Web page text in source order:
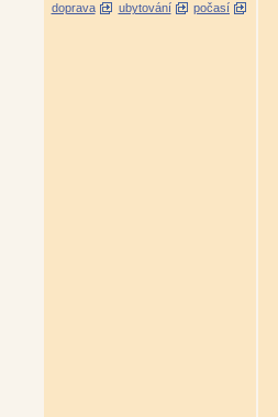
doprava ubytování počasí